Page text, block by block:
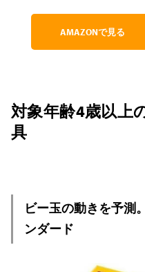
AMAZONで見る
対象年齢4歳以上
具
ビー玉の動きを予測
ンダード